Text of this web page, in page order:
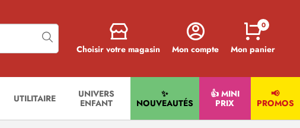
Choisir votre magasin Mon compte Mon panier
0
UTILITAIRE
UNIVERS
ENFANT
✨
NOUVEAUTÉS
👍 MINI
PRIX
📢
PROMOS